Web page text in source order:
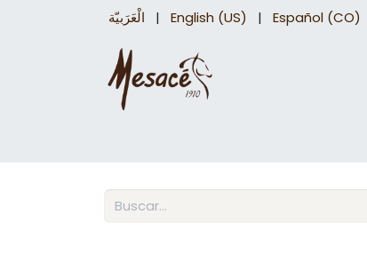
الْعَرَبيّة | English (US) | Español (CO)